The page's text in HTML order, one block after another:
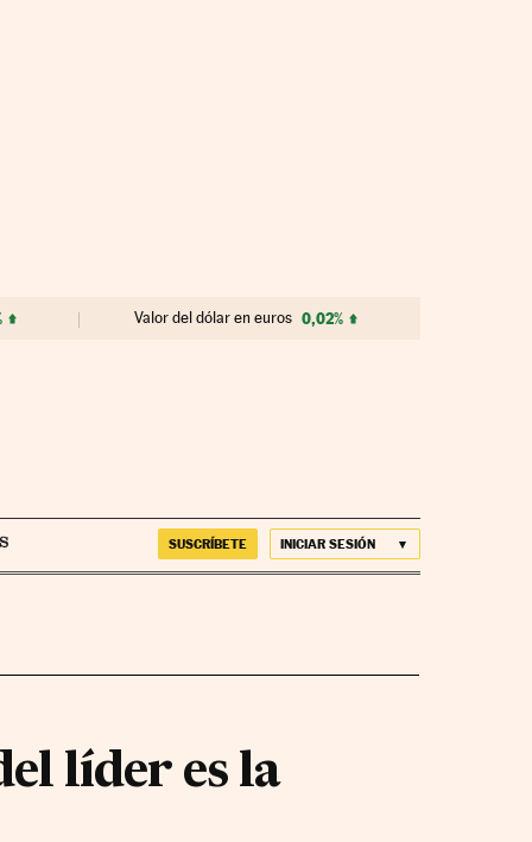
Valor del dólar en euros 0,02%
SUSCRÍBETE INICIAR SESIÓN
líder es la